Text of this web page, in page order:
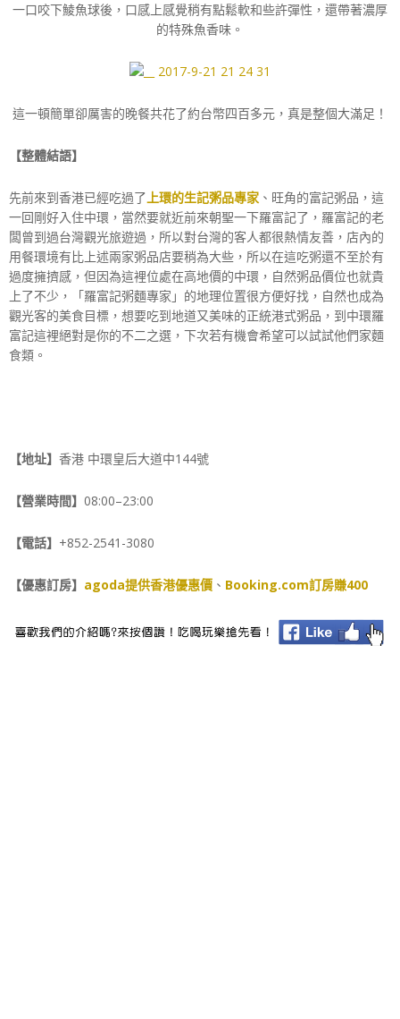
一口咬下鯪魚球後，口感上感覺稍有點鬆軟和些許彈性，還帶著濃厚
的特殊魚香味。
這一頓簡單卻厲害的晚餐共花了約台幣四百多元，真是整個大滿足！
【整體結語】
先前來到香港已經吃過了上環的生記粥品專家 、旺角的富記粥品，這
一回剛好入住中環，當然要就近前來朝聖一下羅富記了，羅富記的老
闆曾到過台灣觀光旅遊過，所以對台灣的客人都很熱情友善，店內的
用餐環境有比上述兩家粥品店要稍為大些，所以在這吃粥還不至於有
過度擁擠感，但因為這裡位處在高地價的中環，自然粥品價位也就貴
上了不少，「羅富記粥麵專家」的地理位置很方便好找，自然也成為
觀光客的美食目標，想要吃到地道又美味的正統港式粥品，到中環羅
富記這裡絕對是你的不二之選，下次若有機會希望可以試試他們家麵
食類。
【地址】 香港 中環皇后大道中144號
【營業時間】 08:00–23:00
【電話】 +852-2541-3080
【優惠訂房】 agoda提供香港優惠價 、 Booking.com訂房賺400